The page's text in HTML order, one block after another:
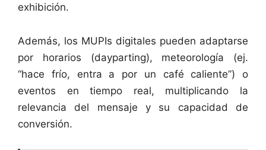
exhibición.
Además, los MUPIs digitales pueden adaptarse
por horarios (dayparting), meteorología (ej.
“hace frío, entra a por un café caliente”) o
eventos en tiempo real, multiplicando la
relevancia del mensaje y su capacidad de
conversión.